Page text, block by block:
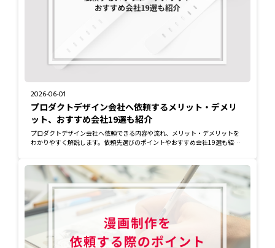
2026-06-01
プロダクトデザイン会社へ依頼するメリット・デメリ
ット、おすすめ会社19選も紹介
プロダクトデザイン会社へ依頼できる内容や流れ、メリット・デメリットを
わかりやすく解説します。依頼先選びのポイントやおすすめ会社19選も紹介